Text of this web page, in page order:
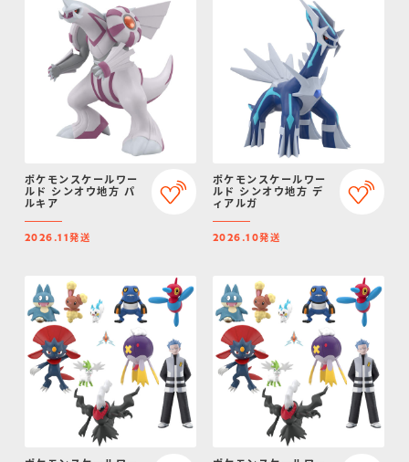
ポケモンスケールワー
ルド シンオウ地方 パ
ルキア
2026.11発送
ポケモンスケールワー
ルド シンオウ地方 デ
ィアルガ
2026.10発送